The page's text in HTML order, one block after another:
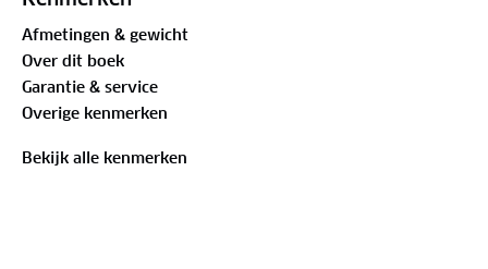
Afmetingen & gewicht
Over dit boek
Garantie & service
Overige kenmerken
Bekijk alle kenmerken